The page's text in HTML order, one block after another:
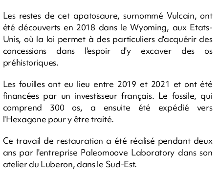
Les restes de cet apatosaure, surnommé Vulcain, ont
été découverts en 2018 dans le Wyoming, aux Etats-
Unis, où la loi permet à des particuliers d'acquérir des
concessions dans l'espoir d'y excaver des os
préhistoriques.
Les fouilles ont eu lieu entre 2019 et 2021 et ont été
financées par un investisseur français. Le fossile, qui
comprend 300 os, a ensuite été expédié vers
l'Hexagone pour y être traité.
Ce travail de restauration a été réalisé pendant deux
ans par l'entreprise Paleomoove Laboratory dans son
atelier du Luberon, dans le Sud-Est.